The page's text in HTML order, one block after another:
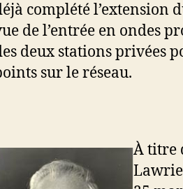
complété l’extension
de l’entrée en ondes
deux stations privées
sur le réseau.
À titre